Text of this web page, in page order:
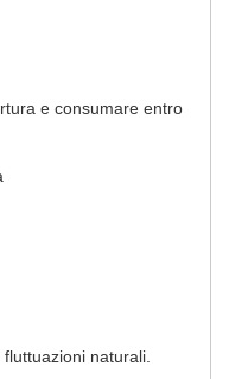
e consumare entro
naturali.